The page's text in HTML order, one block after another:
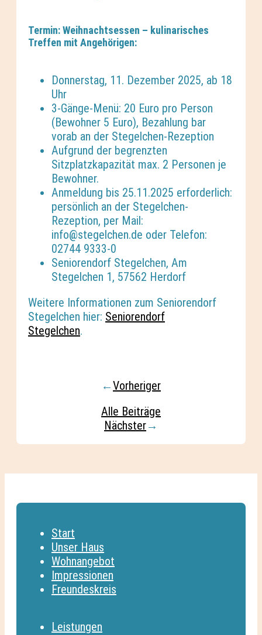
Termin: Weihnachtsessen – kulinarisches
Treffen mit Angehörigen:
Donnerstag, 11. Dezember 2025, ab 18
Uhr
3-Gänge-Menü: 20 Euro pro Person
(Bewohner 5 Euro), Bezahlung bar
vorab an der Stegelchen-Rezeption
Aufgrund der begrenzten
Sitzplatzkapazität max. 2 Personen je
Bewohner.
Anmeldung bis 25.11.2025 erforderlich:
persönlich an der Stegelchen-
Rezeption, per Mail:
info@stegelchen.de oder Telefon:
02744 9333-0
Seniorendorf Stegelchen, Am
Stegelchen 1, 57562 Herdorf
Weitere Informationen zum Seniorendorf
Stegelchen hier: Seniorendorf
Stegelchen.
←Vorheriger
Alle Beiträge
Nächster→
Start
Unser Haus
Wohnangebot
Impressionen
Freundeskreis
Leistungen